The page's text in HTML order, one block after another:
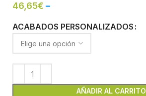
46,65€ –
ACABADOS PERSONALIZADOS
AÑADIR AL CARRITO